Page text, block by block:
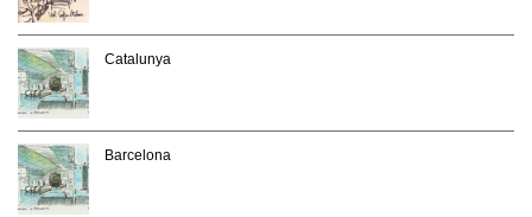
Catalunya
Barcelona